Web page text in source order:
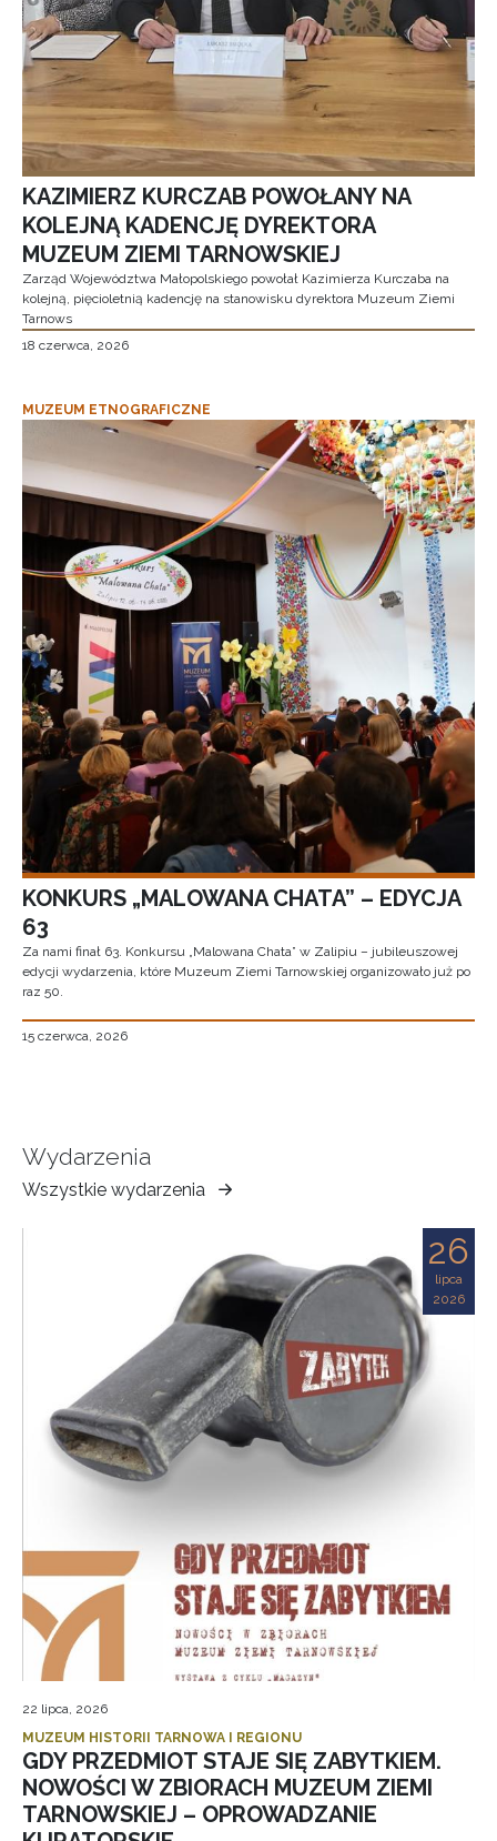
KAZIMIERZ KURCZAB POWOŁANY NA
KOLEJNĄ KADENCJĘ DYREKTORA
MUZEUM ZIEMI TARNOWSKIEJ
Zarząd Województwa Małopolskiego powołał Kazimierza Kurczaba na
kolejną, pięcioletnią kadencję na stanowisku dyrektora Muzeum Ziemi
Tarnows
18 czerwca, 2026
MUZEUM ETNOGRAFICZNE
KONKURS „MALOWANA CHATA” – EDYCJA
63
Za nami finał 63. Konkursu „Malowana Chata” w Zalipiu – jubileuszowej
edycji wydarzenia, które Muzeum Ziemi Tarnowskiej organizowało już po
raz 50.
15 czerwca, 2026
Wydarzenia
Wszystkie wydarzenia
Muzeum
Ziemi
26
lipca
2026
22 lipca, 2026
MUZEUM HISTORII TARNOWA I REGIONU
GDY PRZEDMIOT STAJE SIĘ ZABYTKIEM.
NOWOŚCI W ZBIORACH MUZEUM ZIEMI
TARNOWSKIEJ – OPROWADZANIE